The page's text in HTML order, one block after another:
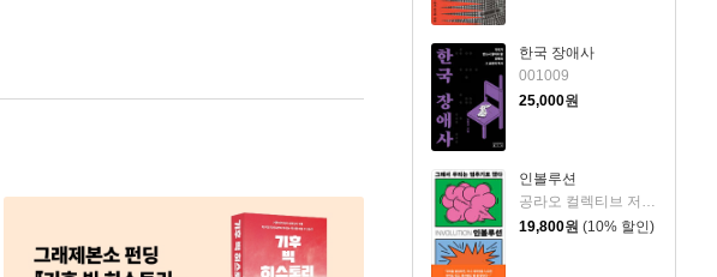
한국 장애사
001009
25,000원
인볼루션
공라오 컬렉티브 저/홍명교 역
19,800원 (10% 할인)